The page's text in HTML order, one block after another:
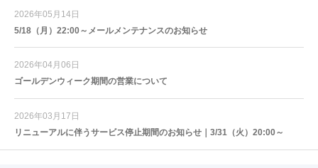
2026年05月14日
5/18（月）22:00～メールメンテナンスのお知らせ
2026年04月06日
ゴールデンウィーク期間の営業について
2026年03月17日
リニューアルに伴うサービス停止期間のお知らせ｜3/31（火）20:00～